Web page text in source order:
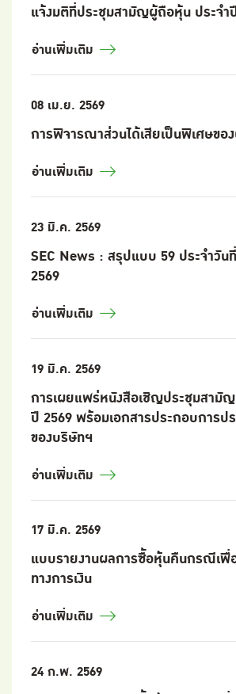
แจ้งมติที่ประชุมสามัญผู้ถือหุ้น ประจำ
อ่านเพิ่มเติม
08 เม.ย. 2569
การพิจารณาส่วนได้เสียเป็นพิเศษขอ
อ่านเพิ่มเติม
23 มี.ค. 2569
SEC News : สรุปแบบ 59 ประจำวัน
2569
อ่านเพิ่มเติม
19 มี.ค. 2569
การเผยแพร่หนังสือเชิญประชุมสามั
ปี 2569 พร้อมเอกสารประกอบการป
ของบริษัทฯ
อ่านเพิ่มเติม
17 มี.ค. 2569
แบบรายงานผลการซื้อหุ้นคืนกรณีเพื่
ทางการเงิน
อ่านเพิ่มเติม
24 ก.พ. 2569